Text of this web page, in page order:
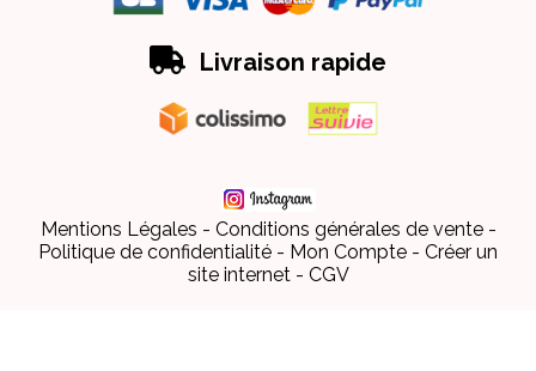
 Livraison rapide
Mentions Légales
Conditions générales de vente
Politique de confidentialité
Mon Compte
Créer un
site internet
CGV